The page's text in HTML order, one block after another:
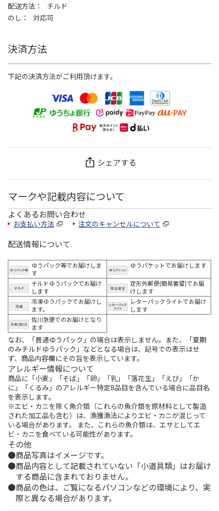
配送方法
チルド
のし
対応可
決済方法
下記の決済方法がご利用頂けます。
シェアする
マークや記載内容について
よくあるお問い合わせ
お支払い方法 注文のキャンセルについて
配送情報について
ゆうパック等でお届けしま
す
ゆうパケットでお届けします
チルドゆうパックでお届け
します
定形外郵便(簡易書留)でお届
けします
冷凍ゆうパックでお届けし
ます。
レターパックライトでお届け
します
佐川急便でのお届けとなり
ます
なお、「普通ゆうパック」の場合は表示しません。また、「夏期
のみチルドゆうパック」などとなる場合は、記号での表示はせ
ず、商品内容欄にその旨を表示しています。
アレルギー情報について
商品に「小麦」「そば」「卵」「乳」「落花生」「えび」「か
に」「くるみ」のアレルギー特定8品目を含んでいる場合に品目名
を表示します。
※エビ・カニを除く魚介類（これらの魚介類を原材料として製造
された加工品も含む）は、漁獲漁法によりエビ・カニが混じって
いる場合があります。 また、これらの魚介類は、エサとしてエ
ビ・カニを食べている可能性があります。
その他
商品写真はイメージです。
商品内容として記載されていない「小道具類」はお届け
する商品に含まれておりません。
商品の色は、ご覧になるパソコンなどの環境により、実
際と異なる場合があります。